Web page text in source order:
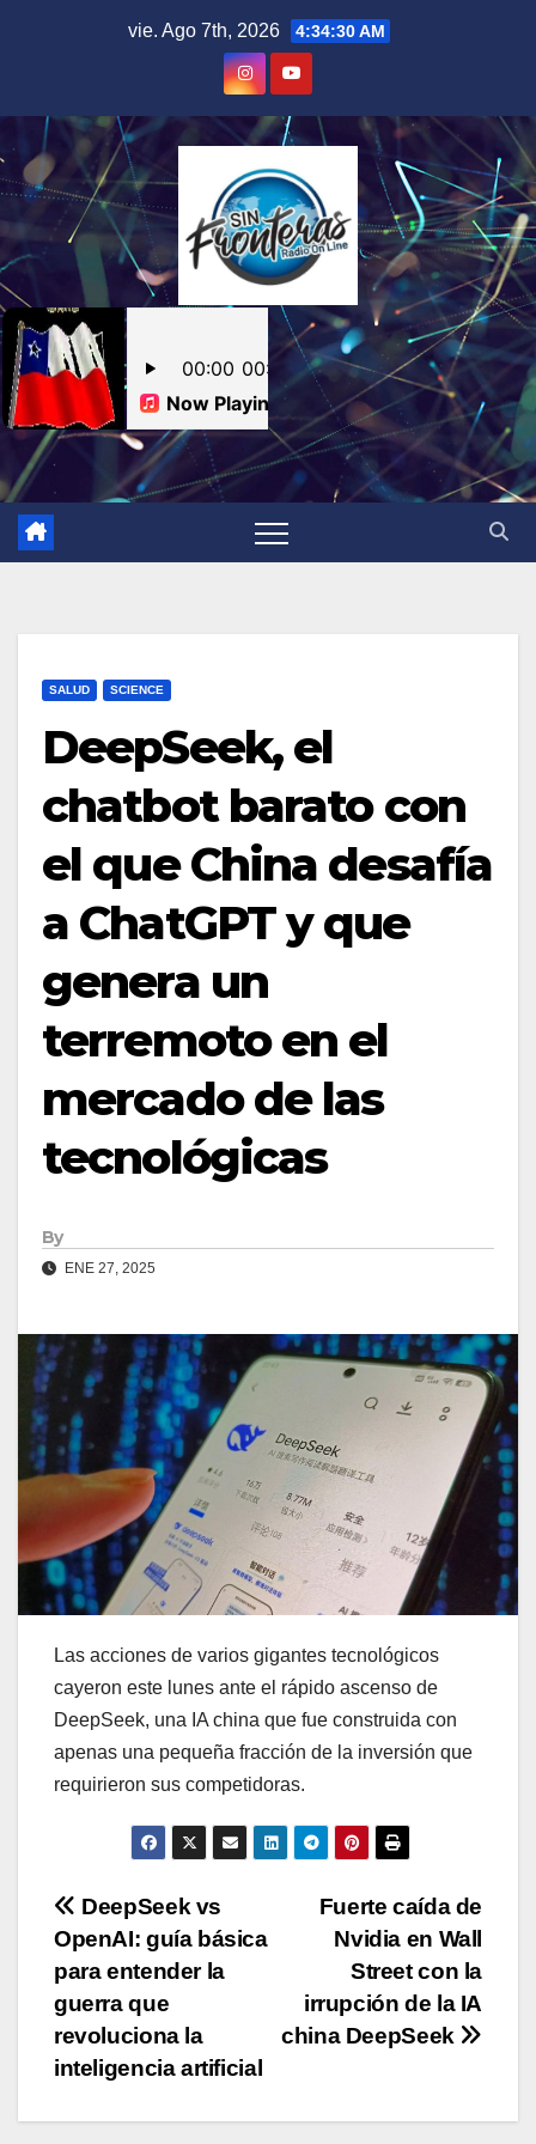
vie. Ago 7th, 2026 4:34:31 AM
SALUD SCIENCE
DeepSeek, el
chatbot barato con
el que China desafía
a ChatGPT y que
genera un
terremoto en el
mercado de las
tecnológicas
By
ENE 27, 2025
Las acciones de varios gigantes tecnológicos
cayeron este lunes ante el rápido ascenso de
DeepSeek, una IA china que fue construida con
apenas una pequeña fracción de la inversión que
requirieron sus competidoras.
Navegación
de
entradas
Fuerte caída de
Nvidia en Wall
Street con la
irrupción de la IA
china DeepSeek
DeepSeek vs
OpenAI: guía básica
para entender la
guerra que
revoluciona la
inteligencia artificial